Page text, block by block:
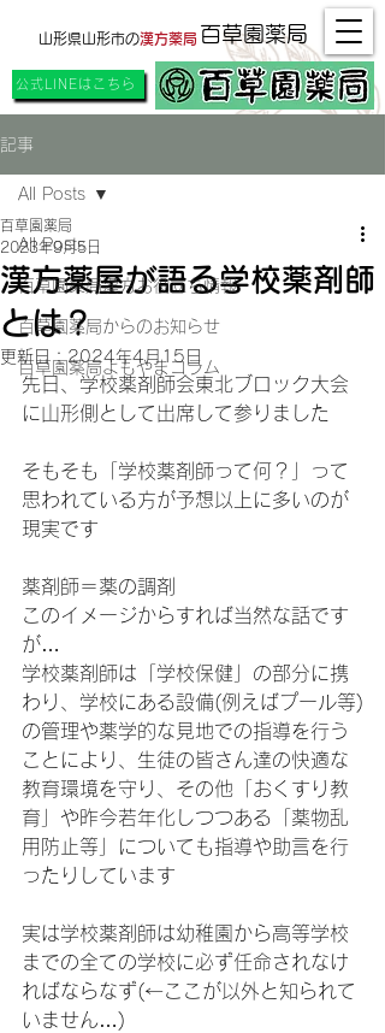
百草園薬局
山形県山形市の漢方薬局
公式LINEはこちら
記事
All Posts
百草園薬局漢方お役立ち情報
百草園薬局からのお知らせ
百草園薬局よもやまコラム
All Posts
漢方薬屋が語る学校薬剤師
とは？
百草園薬局
2023年9月5日
更新日：2024年4月15日
先日、学校薬剤師会東北ブロック大会
に山形側として出席して参りました
そもそも「学校薬剤師って何？」って
思われている方が予想以上に多いのが
現実です
薬剤師＝薬の調剤
このイメージからすれば当然な話です
が…
学校薬剤師は「学校保健」の部分に携
わり、学校にある設備(例えばプール等)
の管理や薬学的な見地での指導を行う
ことにより、生徒の皆さん達の快適な
教育環境を守り、その他「おくすり教
育」や昨今若年化しつつある「薬物乱
用防止等」についても指導や助言を行
ったりしています
実は学校薬剤師は幼稚園から高等学校
までの全ての学校に必ず任命されなけ
ればならなず(←ここが以外と知られて
いません…)